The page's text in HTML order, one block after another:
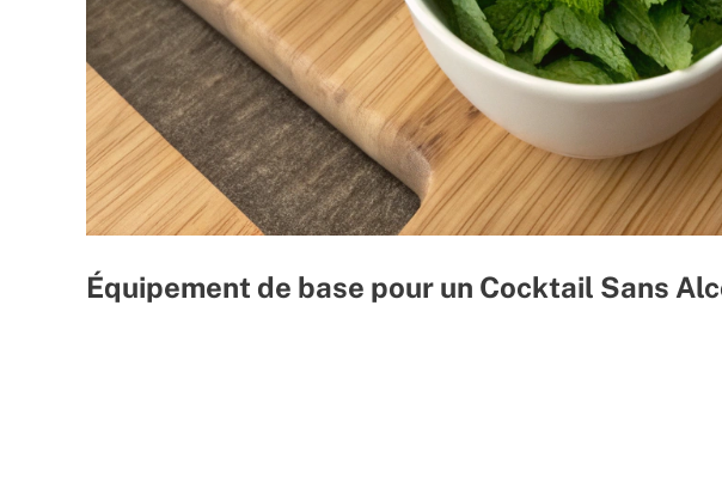
Équipement de base pour un Cocktail Sans